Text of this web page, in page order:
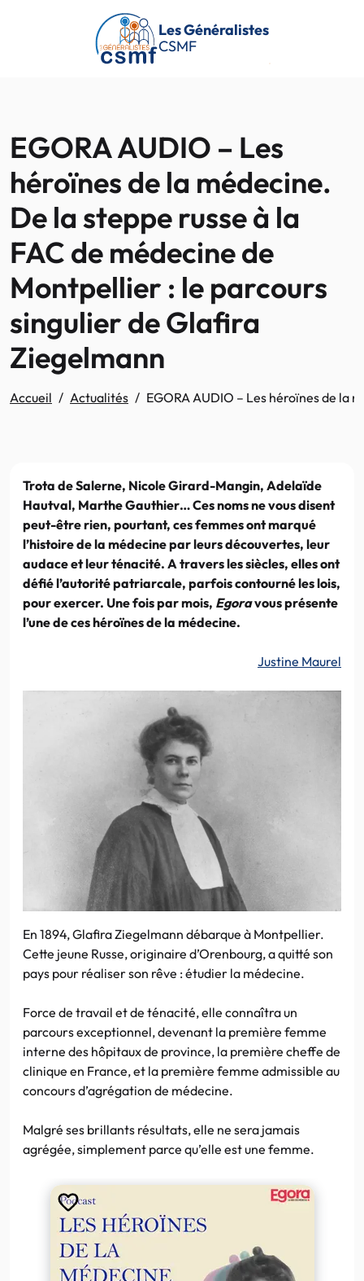
Passer au contenu principal
Les Généralistes
CSMF
EGORA AUDIO – Les
héroïnes de la médecine.
De la steppe russe à la
FAC de médecine de
Montpellier : le parcours
singulier de Glafira
Ziegelmann
Accueil Actualités EGORA AUDIO – Les héroïnes de la
Trota de Salerne, Nicole Girard-Mangin, Adelaïde
Hautval, Marthe Gauthier… Ces noms ne vous disent
peut-être rien, pourtant, ces femmes ont marqué
l’histoire de la médecine par leurs découvertes, leur
audace et leur ténacité. A travers les siècles, elles ont
défié l’autorité patriarcale, parfois contourné les lois,
pour exercer. Une fois par mois, Egoravous présente
l’une de ces héroïnes de la médecine.
Justine Maurel
En 1894, Glafira Ziegelmann débarque à Montpellier.
Cette jeune Russe, originaire d’Orenbourg, a quitté son
pays pour réaliser son rêve : étudier la médecine.
Force de travail et de ténacité, elle connaîtra un
parcours exceptionnel, devenant la première femme
interne des hôpitaux de province, la première cheffe de
clinique en France, et la première femme admissible au
concours d’agrégation de médecine.
Malgré ses brillants résultats, elle ne sera jamais
agrégée, simplement parce qu’elle est une femme.